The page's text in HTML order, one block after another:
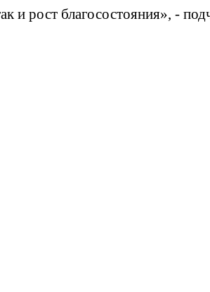
и рост благосостояния», -